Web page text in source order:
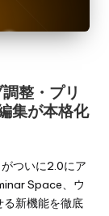
整・プリ
集が本格化
ついに2.0にア
Space、ウ
る新機能を徹底